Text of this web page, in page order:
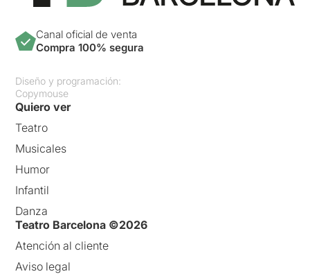
Canal oficial de venta
Compra 100% segura
Diseño y programación:
Copymouse
Quiero ver
Teatro
Musicales
Humor
Infantil
Danza
Teatro Barcelona ©2026
Atención al cliente
Aviso legal